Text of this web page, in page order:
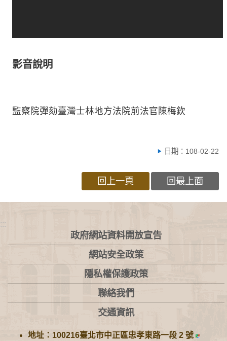
影音說明
監察院彈劾臺灣士林地方法院前法官陳梅欽
日期：108-02-22
回上一頁 回最上面
:::
政府網站資料開放宣告
網站安全政策
隱私權保護政策
聯絡我們
交通資訊
地址：100216臺北市中正區忠孝東路一段 2 號